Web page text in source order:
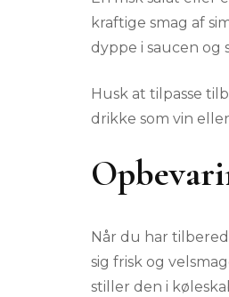
kraftige smag af
dyppe i saucen
Husk at tilpasse
drikke som vin
Når du har
sig frisk og
stiller den i